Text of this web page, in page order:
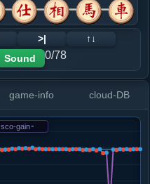
砲３退２
相三进五
马８进７
>|
↑↓
Sound 0/78
game-info cloud-DB
sco-gain-